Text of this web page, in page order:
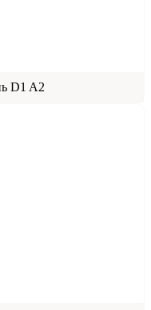
D1 A2